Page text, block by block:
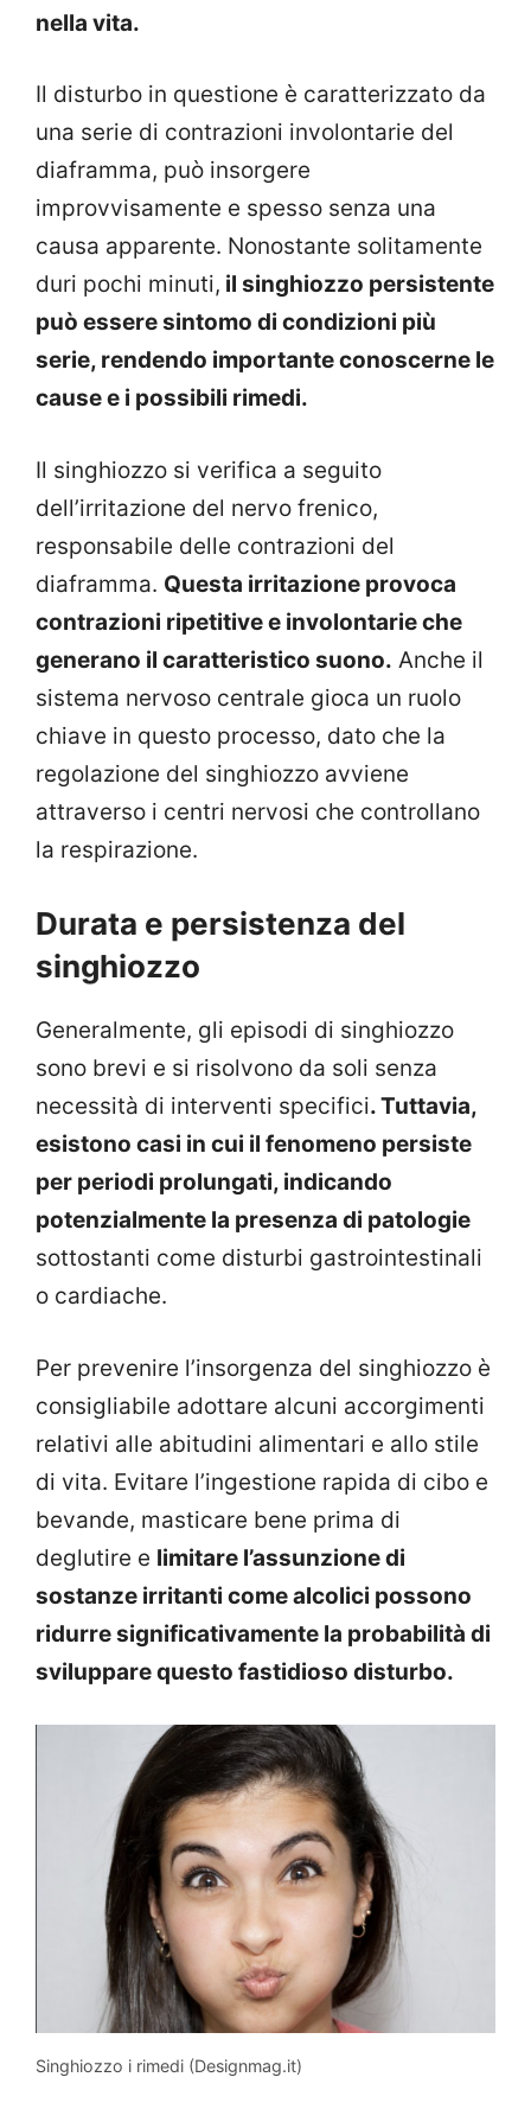
nella vita.
Il disturbo in questione è caratterizzato da
una serie di contrazioni involontarie del
diaframma, può insorgere
improvvisamente e spesso senza una
causa apparente. Nonostante solitamente
duri pochi minuti, il singhiozzo persistente
può essere sintomo di condizioni più
serie, rendendo importante conoscerne le
cause e i possibili rimedi.
Il singhiozzo si verifica a seguito
dell’irritazione del nervo frenico,
responsabile delle contrazioni del
diaframma. Questa irritazione provoca
contrazioni ripetitive e involontarie che
generano il caratteristico suono. Anche il
sistema nervoso centrale gioca un ruolo
chiave in questo processo, dato che la
regolazione del singhiozzo avviene
attraverso i centri nervosi che controllano
la respirazione.
Durata e persistenza del
singhiozzo
Generalmente, gli episodi di singhiozzo
sono brevi e si risolvono da soli senza
necessità di interventi specifici. Tuttavia,
esistono casi in cui il fenomeno persiste
per periodi prolungati, indicando
potenzialmente la presenza di patologie
sottostanti come disturbi gastrointestinali
o cardiache.
Per prevenire l’insorgenza del singhiozzo è
consigliabile adottare alcuni accorgimenti
relativi alle abitudini alimentari e allo stile
di vita. Evitare l’ingestione rapida di cibo e
bevande, masticare bene prima di
deglutire e limitare l’assunzione di
sostanze irritanti come alcolici possono
ridurre significativamente la probabilità di
sviluppare questo fastidioso disturbo.
Singhiozzo i rimedi (Designmag.it)